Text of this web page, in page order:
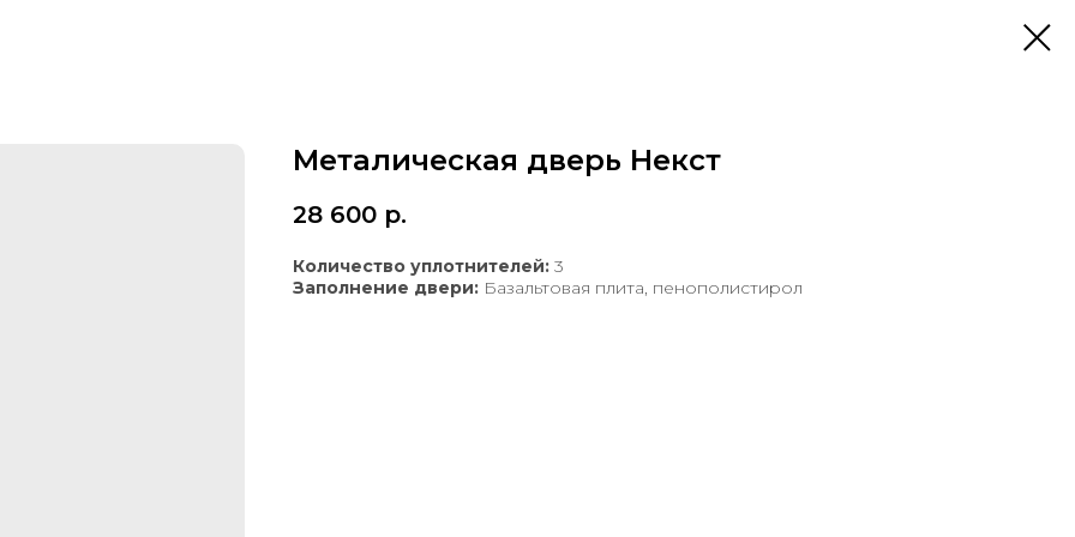
Металическая дверь Некст
28 600 р.
Количество уплотнителей: 3
Заполнение двери: Базальтовая плита, пенополистирол